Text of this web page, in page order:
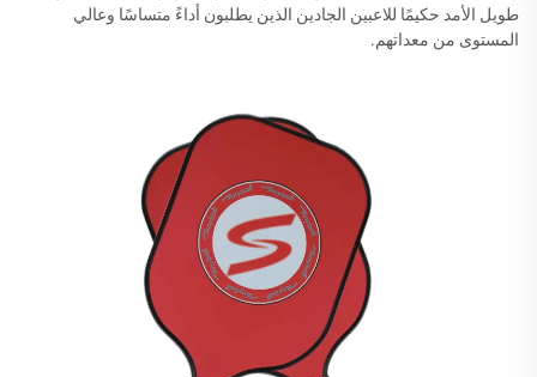
طويل الأمد حكيمًا للاعبين الجادين الذين يطلبون أداءً متساسًا وعالي
المستوى من معداتهم.